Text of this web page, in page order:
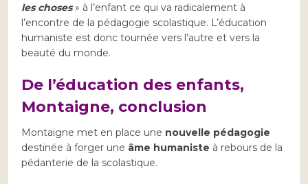
les choses » à l’enfant ce qui va radicalement à
l’encontre de la pédagogie scolastique. L’éducation
humaniste est donc tournée vers l’autre et vers la
beauté du monde.
De l’éducation des enfants,
Montaigne, conclusion
Montaigne met en place une nouvelle pédagogie
destinée à forger une âme humaniste à rebours de la
pédanterie de la scolastique.